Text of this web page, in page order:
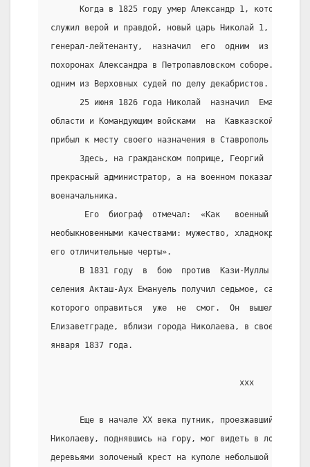
Когда в 1825 году умер Александр 1, которому
служил верой и правдой, новый царь Николай 1,  в
генерал-лейтенанту,  назначил  его  одним  из  трех
похоронах Александра в Петропавловском соборе. И
одним из Верховных судей по делу декабристов.
25 июня 1826 года Николай  назначил  Емануеля
области и Командующим войсками  на  Кавказской
прибыл к месту своего назначения в Ставрополь 22
Здесь, на гражданском поприще, Георгий
прекрасный администратор, а на военном показал все
военачальника.
Его  биограф  отмечал:  «Как   военный
необыкновенными качествами: мужество, хладнокровие
его отличительные черты».
В 1831 году  в  бою  против  Кази-Муллы  под
селения Акташ-Аух Емануель получил седьмое, самое
которого оправиться  уже  не  смог.  Он  вышел  в
Елизаветграде, вблизи города Николаева, в своем
января 1837 года.
                                       ххх
Еще в начале ХХ века путник, проезжавший из
Николаеву, поднявшись на гору, мог видеть в лощине
деревьями золоченый крест на куполе небольшой